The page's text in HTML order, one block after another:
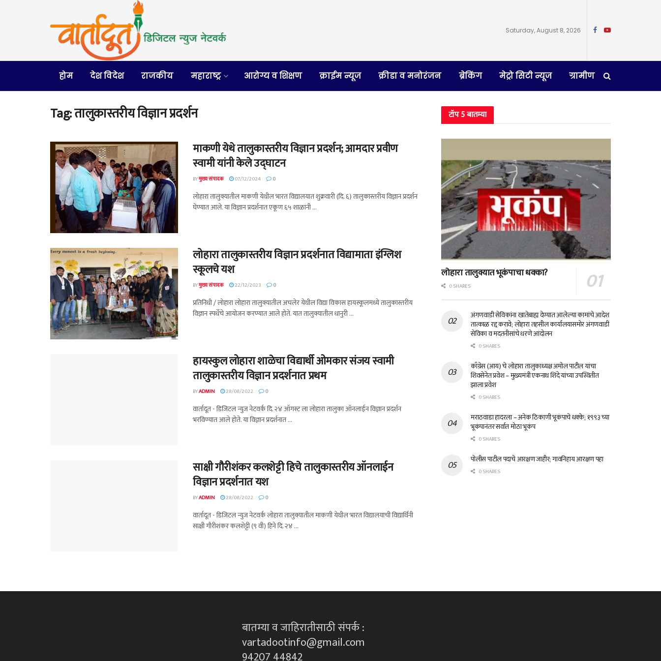
Saturday, August 8, 2026
होम देश विदेश राजकीय महाराष्ट्र आरोग्य व शिक्षण क्राईम न्यूज क्रीडा व मनोरंजन ब्रेकिंग मेट्रो सिटी न्यूज ग्रामीण
Tag:तालुकास्तरीय विज्ञान प्रदर्शन
माकणी येथे तालुकास्तरीय विज्ञान प्रदर्शन; आमदार प्रवीण
स्वामी यांनी केले उद्घाटन
BYमुख्य संपादक 07/12/2024 0
लोहारा तालुक्यातील माकणी येथील भारत विद्यालयात शुक्रवारी (दि. ६) तालुकास्तरीय विज्ञान प्रदर्शन
घेण्यात आले. या विज्ञान प्रदर्शनात एकूण ६५ शाळांनी ...
लोहारा तालुकास्तरीय विज्ञान प्रदर्शनात विद्यामाता इंग्लिश
स्कूलचे यश
BYमुख्य संपादक 22/12/2023 0
प्रतिनिधी / लोहारा लोहारा तालुक्यातील अचलेर येथील विद्या विकास हायस्कूलमध्ये तालुकास्तरीय
विज्ञान स्पर्धेचे आयोजन करण्यात आले होते. यात तालुक्यातील धानुरी ...
हायस्कुल लोहारा शाळेचा विद्यार्थी ओमकार संजय स्वामी
तालुकास्तरीय विज्ञान प्रदर्शनात प्रथम
BYADMIN 28/08/2022 0
वार्तादूत - डिजिटल न्युज नेटवर्क दि. २४ ऑगस्ट ला लोहारा तालुका ऑनलाईन विज्ञान प्रदर्शन
भरविण्यात आले होते. या विज्ञान प्रदर्शनात ...
साक्षी गौरीशंकर कलशेट्टी हिचे तालुकास्तरीय ऑनलाईन
विज्ञान प्रदर्शनात यश
BYADMIN 28/08/2022 0
वार्तादूत - डिजिटल न्युज नेटवर्क लोहारा तालुक्यातील माकणी येथील भारत विद्यालयाची विद्यार्थिनी
साक्षी गौरीशंकर कलशेट्टी (९ वी) हिने दि. २४ ...
टॉप 5 बातम्या
लोहारा तालुक्यात भूकंपाचा धक्का?
0 SHARES
अंगणवाडी सेविकांना खातेबाह्य देण्यात आलेल्या कामांचे आदेश
तात्काळ रद्द करावे; लोहारा तहसील कार्यालयासमोर अंगणवाडी
सेविका व मदतनीसांचे धरणे आंदोलन
0 SHARES
काँग्रेस (आय) चे लोहारा तालुकाध्यक्ष अमोल पाटील यांचा
शिवसेनेत प्रवेश – मुख्यमंत्री एकनाथ शिंदे यांच्या उपस्थितीत
झाला प्रवेश
0 SHARES
मराठवाडा हादरला – अनेक ठिकाणी भूकंपाचे धक्के; १९९३ च्या
भूकंपानंतर सर्वात मोठा भूकंप
0 SHARES
पोलीस पाटील पदाचे आरक्षण जाहीर; गावनिहाय आरक्षण पहा
0 SHARES
बातम्या व जाहिरातीसाठी संपर्क :
vartadootinfo@gmail.com
94207 44842